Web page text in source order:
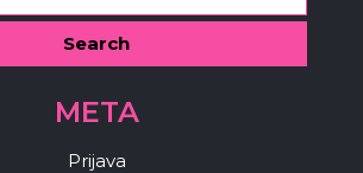
META
Prijava